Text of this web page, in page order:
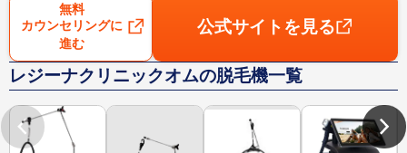
VIO
詳しく
111,000
VIO5回
22,200円 1,800円
無料
カウンセリングに
進む
公式サイトを見る
レジーナクリニックオムの脱毛機一覧